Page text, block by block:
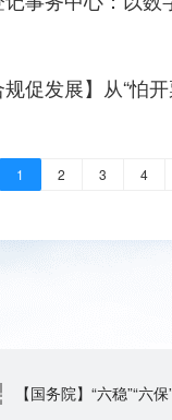
促发展】从“怕
1 2 3 4
【国务院】“六稳”“六